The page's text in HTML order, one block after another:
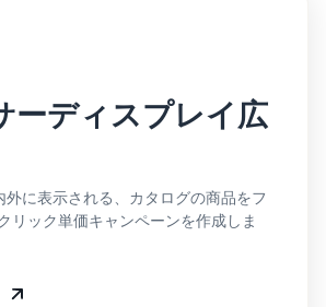
ーディスプレイ広
外に表示される、カタログの商品をフ
リック単価キャンペーンを作成しま